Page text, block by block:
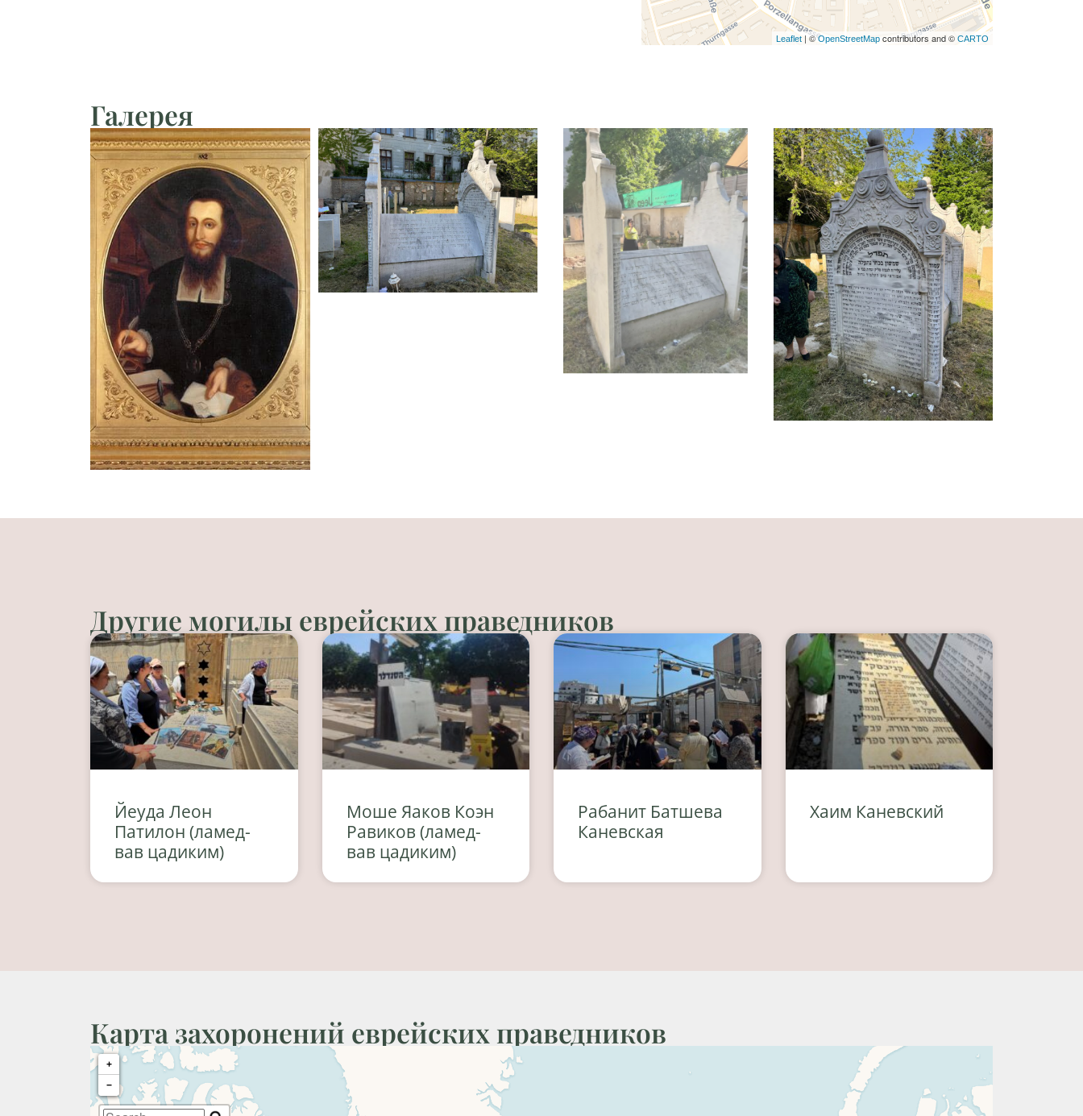
Leaflet | ©OpenStreetMap contributors and © CARTO
Галерея
Другие могилы еврейских праведников
Йеуда Леон
Патилон (ламед-
вав цадиким)
Моше Яаков Коэн
Равиков (ламед-
вав цадиким)
Рабанит Батшева
Каневская
Хаим Каневский
Карта захоронений еврейских праведников
+
−